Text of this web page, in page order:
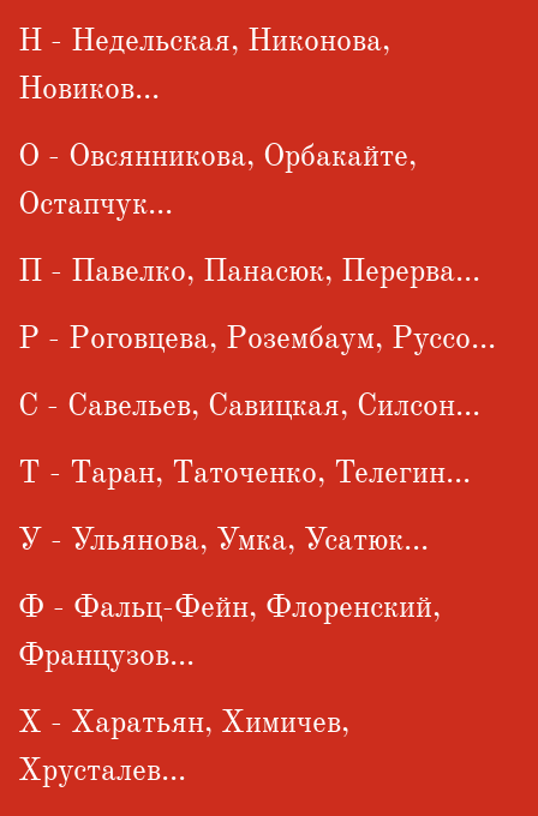
Н - Недельская, Никонова,
Новиков...
О - Овсянникова, Орбакайте,
Остапчук...
П - Павелко, Панасюк, Перерва...
Р - Роговцева, Розембаум, Руссо...
С - Савельев, Савицкая, Силсон...
Т - Таран, Таточенко, Телегин...
У - Ульянова, Умка, Усатюк...
Ф - Фальц-Фейн, Флоренский,
Французов...
Х - Харатьян, Химичев,
Хрусталев...